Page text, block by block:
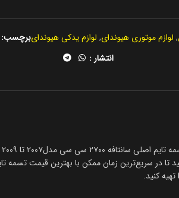
, لوازم موتوری هیوندای, لوازم یدکی هیوندایبرچسب:
انتشار :
کنید.